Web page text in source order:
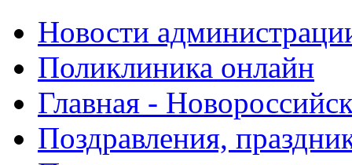
Новости
Поликлиника онлайн
Главная -
Поздравления,